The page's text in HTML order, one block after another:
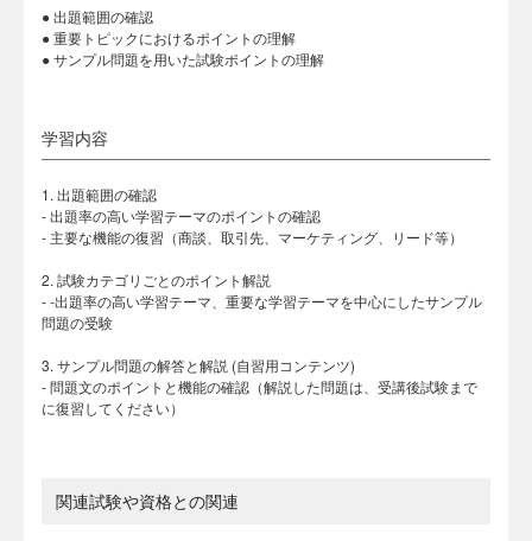
● 出題範囲の確認
● 重要トピックにおけるポイントの理解
● サンプル問題を用いた試験ポイントの理解
学習内容
1. 出題範囲の確認
- 出題率の高い学習テーマのポイントの確認
- 主要な機能の復習（商談、取引先、マーケティング、リード等）
2. 試験カテゴリごとのポイント解説
- -出題率の高い学習テーマ、重要な学習テーマを中心にしたサンプル
問題の受験
3. サンプル問題の解答と解説 (自習用コンテンツ)
- 問題文のポイントと機能の確認（解説した問題は、受講後試験まで
に復習してください）
関連試験や資格との関連